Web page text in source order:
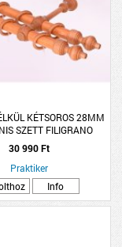
KÉTSOROS 28MM
SZETT FILIGRANO
CSERESZNYE SZÍNŰ
30 990 Ft
Praktiker
Info